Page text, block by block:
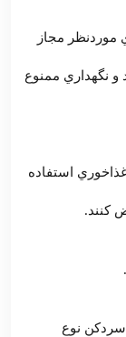
موردنظر مجاز
نگهداري ممنوع
غذاخوري استفاده
كنند.
نوع